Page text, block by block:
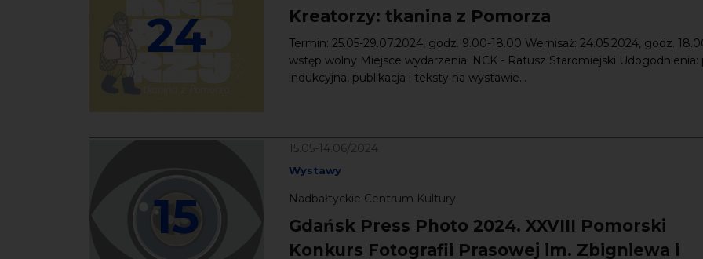
24 Kreatorzy: tkanina z Pomorza
Termin: 25.05-29.07.2024, godz. 9.00-18.00 Wernisaż: 24.05.2024, godz.
wstęp wolny Miejsce wydarzenia: NCK - Ratusz Staromiejski Udogodnienia:
indukcyjna, publikacja i teksty na wystawie...
15
15.05-14.06/2024
Wystawy
Nadbałtyckie Centrum Kultury
Gdańsk Press Photo 2024. XXVIII Pomorski
Konkurs Fotografii Prasowej im. Zbigniewa i